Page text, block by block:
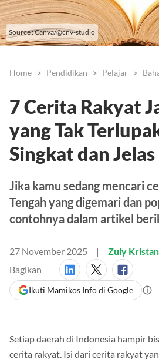
Source : Canva/@cnv-studio
Home Pendidikan Pelajar
7 Cerita Rakyat
yang Tak
Singkat dan Jelas
Jika kamu sedang mencari
Tengah yang digemari dan
contohnya dalam artikel
27 November 2025
Zuly
Bagikan
Ikuti Mamikos Info di Google
Setiap daerah di Indonesia hampir
cerita rakyat. Isi dari cerita rakyat